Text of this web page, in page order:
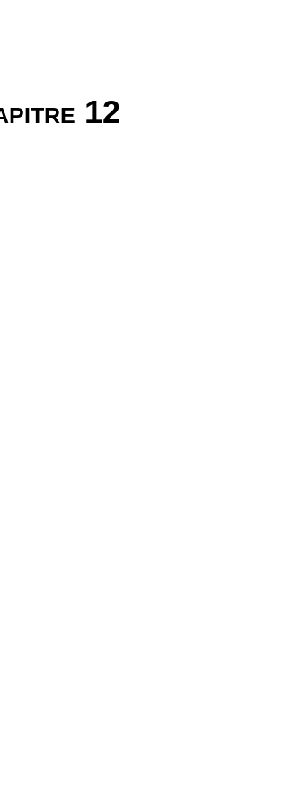
12